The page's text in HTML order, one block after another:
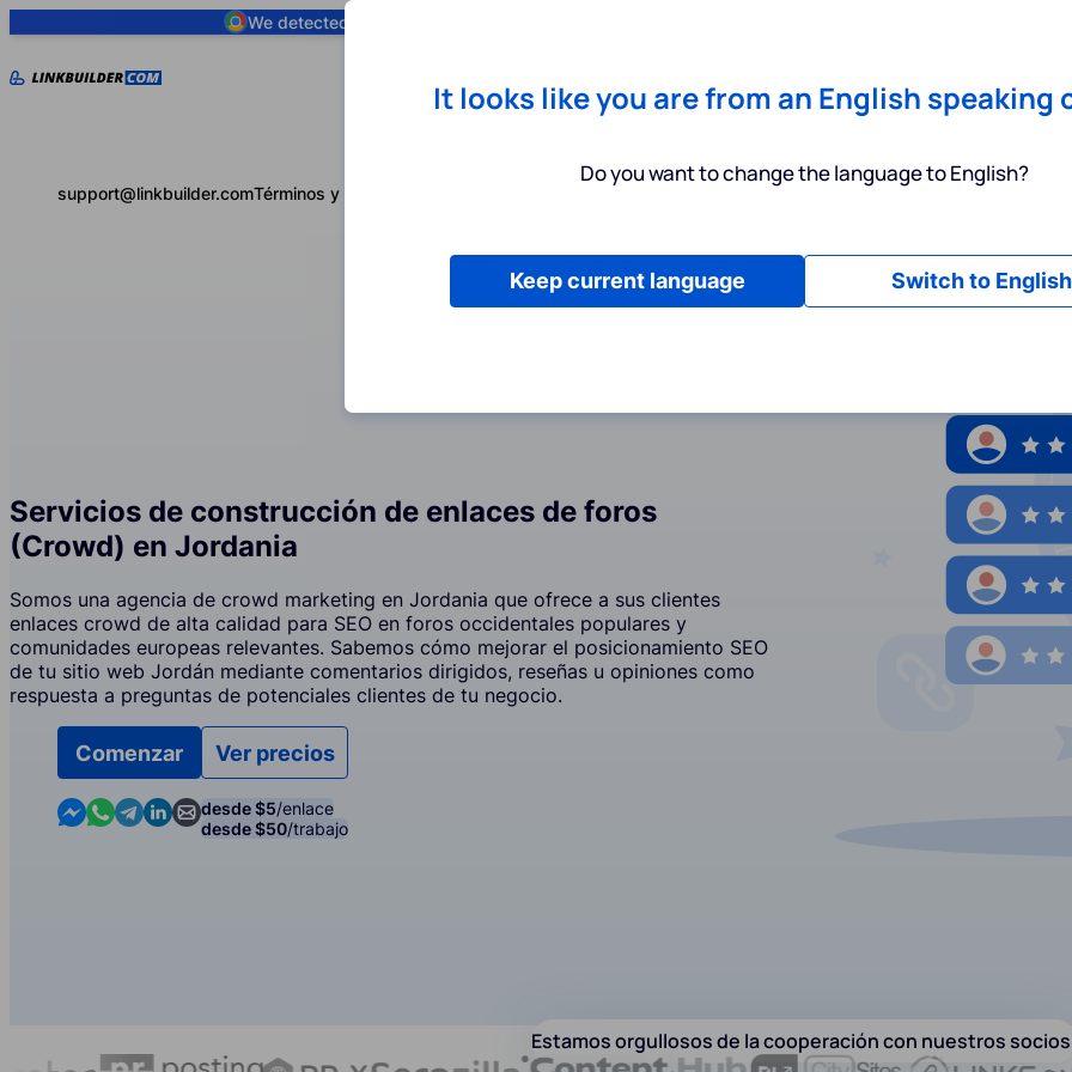
We detected you are using
support@linkbuilder.comTérminos y condiciones
Servicios de construcción de enlaces de foros
(Crowd) en Jordania
Somos una agencia de crowd marketing en Jordania que ofrece a sus clientes
enlaces crowd de alta calidad para SEO en foros occidentales populares y
comunidades europeas relevantes. Sabemos cómo mejorar el posicionamiento SEO
de tu sitio web Jordán mediante comentarios dirigidos, reseñas u opiniones como
respuesta a preguntas de potenciales clientes de tu negocio.
Comenzar
Contact us in Messenger
Contact us in WhatsApp
Contact us in Telegram
Contact us in Linkedin
Contact us by email
Ver precios
desde $5/enlace
desde $50/trabajo
Estamos orgullosos de la cooperación con nuestros
It looks like you are from an English speaking
Do you want to change the language to English?
Switch to English
Keep current language